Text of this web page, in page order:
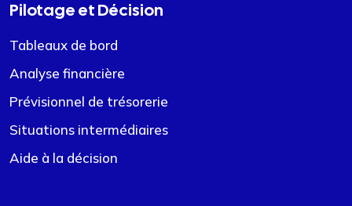
Pilotage et Décision
Tableaux de bord
Analyse financière
Prévisionnel de trésorerie
Situations intermédiaires
Aide à la décision